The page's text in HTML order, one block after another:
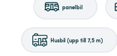
panelbil
Husbil (upp till 7,5 m)